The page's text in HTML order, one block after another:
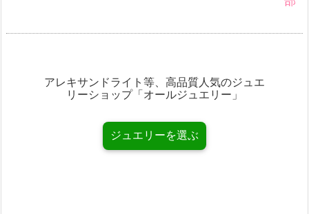
アレキサンドライト等、高品質人気のジュエ
リーショップ「オールジュエリー」
ジュエリーを選ぶ